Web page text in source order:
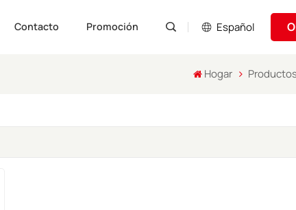
Contacto Promoción Español
Hogar